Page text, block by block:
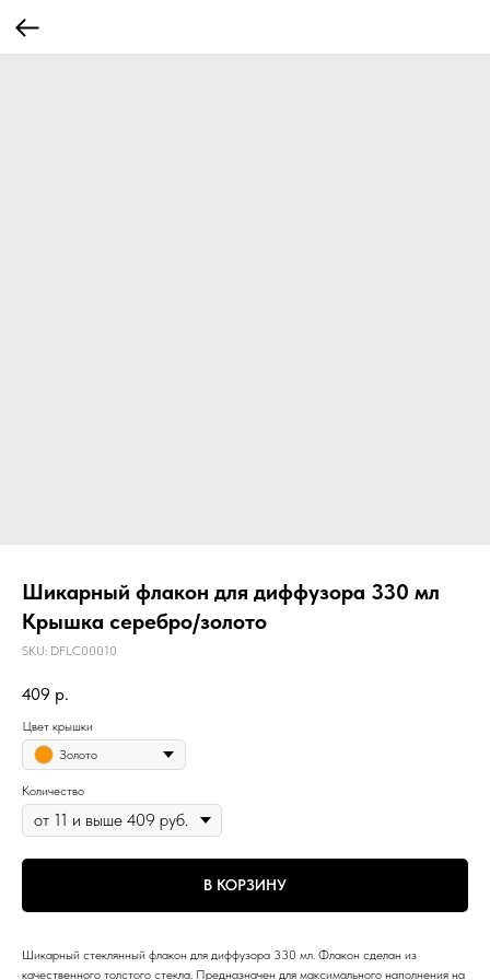
Шикарный флакон для диффузора 330 мл
Крышка серебро/золото
SKU: DFLC00010
409 р.
Цвет крышки
Золото
Количество
В КОРЗИНУ
Шикарный стеклянный флакон для диффузора 330 мл. Флакон сделан из
качественного толстого стекла. Предназначен для максимального наполнения на